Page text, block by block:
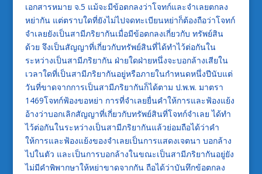
เอกสารหมาย จ.5 แม้จะมีข้อตกลงว่าโจทก์และจำเลยตกลง
หย่ากัน แต่ตราบใดที่ยังไม่ไปจดทะเบียนหย่าก็ต้องถือว่าโจทก์
จำเลยยังเป็นสามีภริยากันเมื่อมีข้อตกลงเกี่ยวกับ ทรัพย์สิน
ด้วย จึงเป็นสัญญาที่เกี่ยวกับทรัพย์สินที่ได้ทำไว้ต่อกันใน
ระหว่างเป็นสามีภริยากัน ฝ่ายใดฝ่ายหนึ่งจะบอกล้างเสียใน
เวลาใดที่เป็นสามีภริยากันอยู่หรือภายในกำหนดหนึ่งปีนับแต่
วันที่ขาดจากการเป็นสามีภริยากันก็ได้ตาม ป.พ.พ. มาตรา
1469โจทก์ฟ้องขอหย่า การที่จำเลยยื่นคำให้การและฟ้องแย้ง
อ้างว่าบอกเลิกสัญญาที่เกี่ยวกับทรัพย์สินที่โจทก์จำเลย ได้ทำ
ไว้ต่อกันในระหว่างเป็นสามีภริยากันแล้วย่อมถือได้ว่าคำ
ให้การและฟ้องแย้งของจำเลยเป็นการแสดงเจตนา บอกล้าง
ไปในตัว และเป็นการบอกล้างในขณะเป็นสามีภริยากันอยู่ยัง
ไม่มีคำพิพากษาให้หย่าขาดจากกัน ถือได้ว่าบันทึกข้อตกลง